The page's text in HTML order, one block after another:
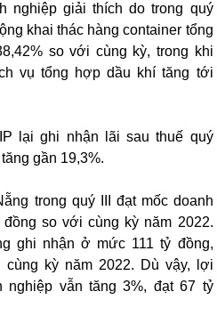
nghiệp giải thích do trong quý
khai thác hàng container tổng
so với cùng kỳ, trong khi
vụ tổng hợp dầu khí tăng tới
lại ghi nhận lãi sau thuế quý
gần 19,3%.
trong quý III đạt mốc doanh
so với cùng kỳ năm 2022.
ghi nhận ở mức 111 tỷ đồng,
kỳ năm 2022. Dù vậy, lợi
nghiệp vẫn tăng 3%, đạt 67 tỷ